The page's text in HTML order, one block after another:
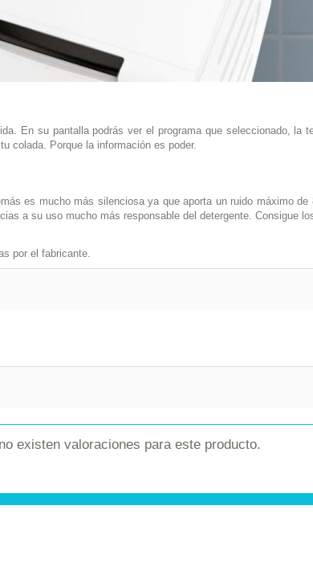
En su pantalla podrás ver el programa que seleccionado, la
colada. Porque la información es poder.
es mucho más silenciosa ya que aporta un ruido máximo
a su uso mucho más responsable del detergente. Consigue
por el fabricante.
existen valoraciones para este producto.